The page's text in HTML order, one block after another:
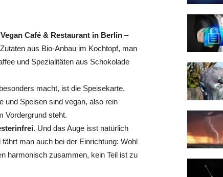
Café & Restaurant in Berlin –
aus Bio-Anbau im Kochtopf, man
und Spezialitäten aus Schokolade
macht, ist die Speisekarte.
und Speisen sind vegan, also rein
Vordergrund steht.
. Und das Auge isst natürlich
man auch bei der Einrichtung: Wohl
harmonisch zusammen, kein Teil ist zu